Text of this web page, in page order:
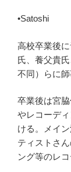
•Satoshi
高校卒業後
氏、養父貴
不同）らに師
卒業後は宮
やレコーデ
ける。メイ
ティストさ
ング等のレコ